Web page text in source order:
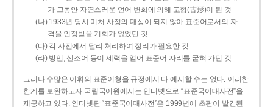
가 그동안 자연스러운 언어 변화에 의해 고형(古形)이 된 것
(나) 1933년 당시 미처 사정의 대상이 되지 않아 표준어로서의 자
격을 인정받을 기회가 없었던 것
(다) 각 사전에서 달리 처리하여 정리가 필요한 것
(라) 방언, 신조어 등이 세력을 얻어 표준어 자리를 굳혀 가던 것
그러나 수많은 어휘의 표준어형을 규정에서 다 예시할 수는 없다. 이러한
한계를 보완하고자 국립국어원에서는 인터넷으로 “표준국어대사전”을
제공하고 있다. 인터넷판 “표준국어대사전”은 1999년에 초판이 발간된